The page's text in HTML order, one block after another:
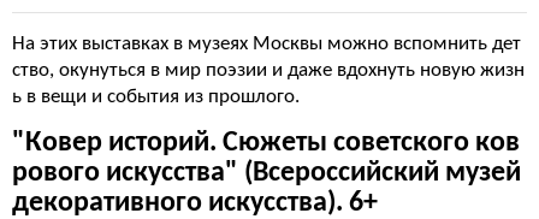
На этих выставках в музеях Москвы можно вспомнить дет
ство, окунуться в мир поэзии и даже вдохнуть новую жизн
ь в вещи и события из прошлого.
"Ковер историй. Сюжеты советского ков
рового искусства" (Всероссийский музей
декоративного искусства). 6+